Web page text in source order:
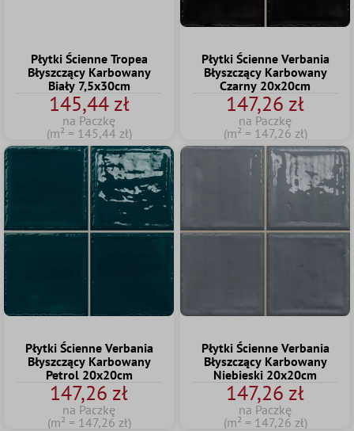
Płytki Ścienne Tropea
Błyszczący Karbowany
Biały 7,5x30cm
145,44 zł
na Paczkę
(m² = 145,44 zł)
Płytki Ścienne Verbania
Błyszczący Karbowany
Czarny 20x20cm
147,26 zł
na Paczkę
(m² = 147,26 zł)
Płytki Ścienne Verbania
Błyszczący Karbowany
Petrol 20x20cm
147,26 zł
na Paczkę
(m² = 147,26 zł)
Płytki Ścienne Verbania
Błyszczący Karbowany
Niebieski 20x20cm
147,26 zł
na Paczkę
(m² = 147,26 zł)